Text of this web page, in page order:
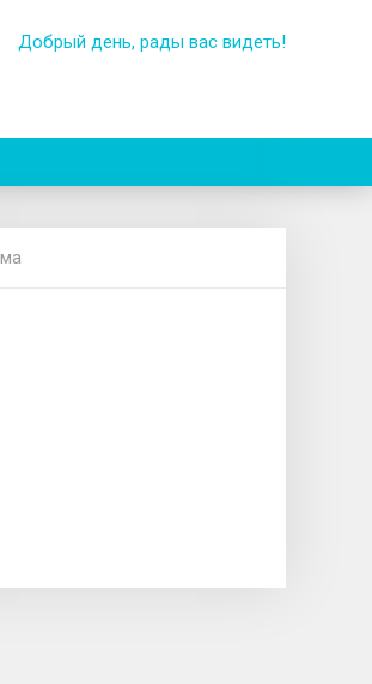
Добрый день, рады вас видеть!